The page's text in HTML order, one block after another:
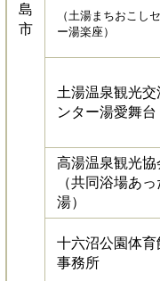
島
市
（土湯まちおこし
ー湯楽座）
土湯温泉観光交
ンター湯愛舞台
高湯温泉観光協
（共同浴場あ
湯）
十六沼公園体
事務所